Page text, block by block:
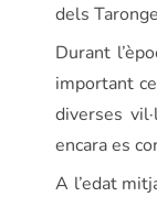
dels
Durant
important
diverses
encara es
A l’edat